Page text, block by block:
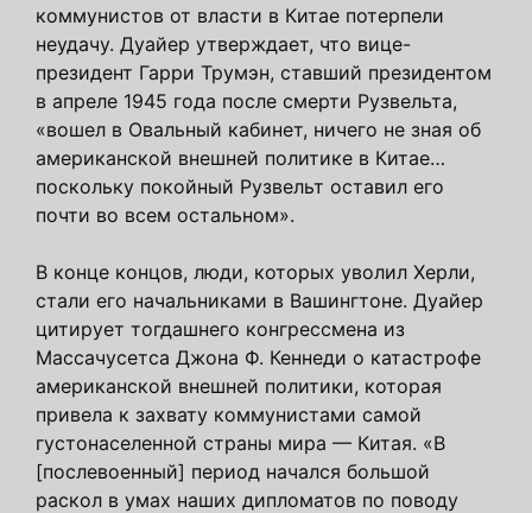
коммунистов от власти в Китае потерпели
неудачу. Дуайер утверждает, что вице-
президент Гарри Трумэн, ставший президентом
в апреле 1945 года после смерти Рузвельта,
«вошел в Овальный кабинет, ничего не зная об
американской внешней политике в Китае…
поскольку покойный Рузвельт оставил его
почти во всем остальном».
В конце концов, люди, которых уволил Херли,
стали его начальниками в Вашингтоне. Дуайер
цитирует тогдашнего конгрессмена из
Массачусетса Джона Ф. Кеннеди о катастрофе
американской внешней политики, которая
привела к захвату коммунистами самой
густонаселенной страны мира — Китая. «В
[послевоенный] период начался большой
раскол в умах наших дипломатов по поводу